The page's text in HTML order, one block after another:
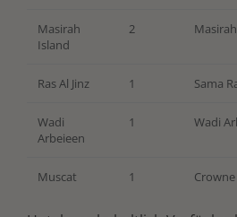
Masirah
Island
2
Ras Al Jinz 1 Sama
Wadi
Arbeieen
1 Wadi
Muscat 1